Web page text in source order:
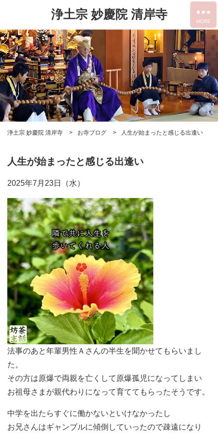
浄土宗 妙慶院 清岸寺
浄土宗 妙慶院 清岸寺 お寺ブログ 人生が始まったと感じる出逢い
人生が始まったと感じる出逢い
2025年7月23日（水）
法事のあと年輩男性Ａさんの半生を聞かせてもらいまし
た。
その方は原爆で両親を亡くして原爆孤児になってしまい
お祖母さまが親代わりになって育ててもらったそうです。
中学を出たらすぐに働かないといけなかったし
お兄さんはギャンブルに傾倒していったので疎遠になり